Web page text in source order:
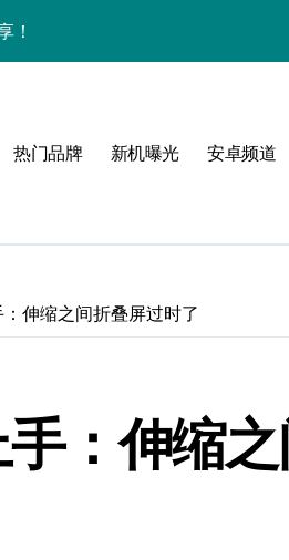
！
未来！
点
体验！
热门品牌 新机曝光 安卓频道
伸缩之间折叠屏过时了
：伸缩